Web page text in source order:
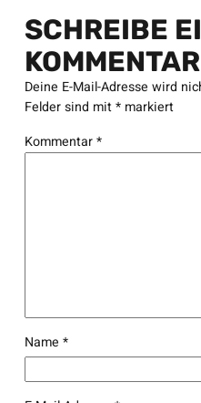
SCHREIBE
KOMMENTAR
Deine E-Mail-Adresse wird
Felder sind mit*markiert
Kommentar*
Name *